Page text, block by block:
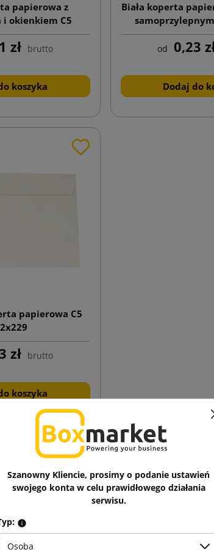
papierowa z
okienkiem C5
zł brutto
koszyka
Biała koperta
od 0,23
Dodaj do
papierowa C5
zł brutto
koszyka
którego potrzebujesz? Chcesz kupować
Szanowny Kliencie, prosimy o podanie ustawień
swojego konta w celu prawidłowego działania
serwisu.
Osoba